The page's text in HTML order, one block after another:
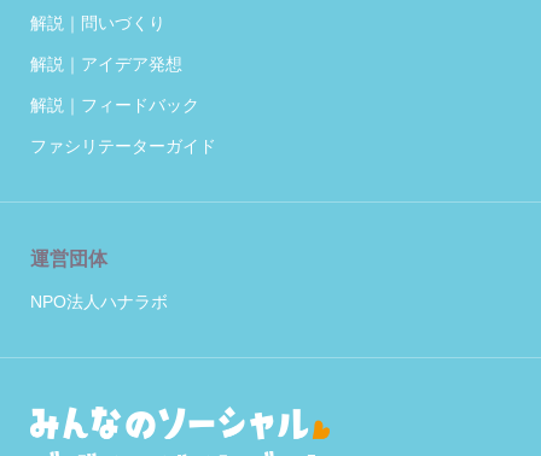
解説｜問いづくり
解説｜アイデア発想
解説｜フィードバック
ファシリテーターガイド
運営団体
NPO法人ハナラボ